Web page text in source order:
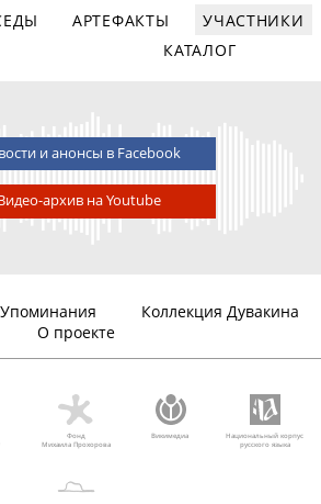
АРТЕФАКТЫ
УЧАСТНИКИ
КАТАЛОГ
и анонсы в Facebook
архив на Youtube
Упоминания
Коллекция Дувакина
О проекте
Фонд
Михаила Прохорова
Викимедиа
Национальный корпус
русского языка